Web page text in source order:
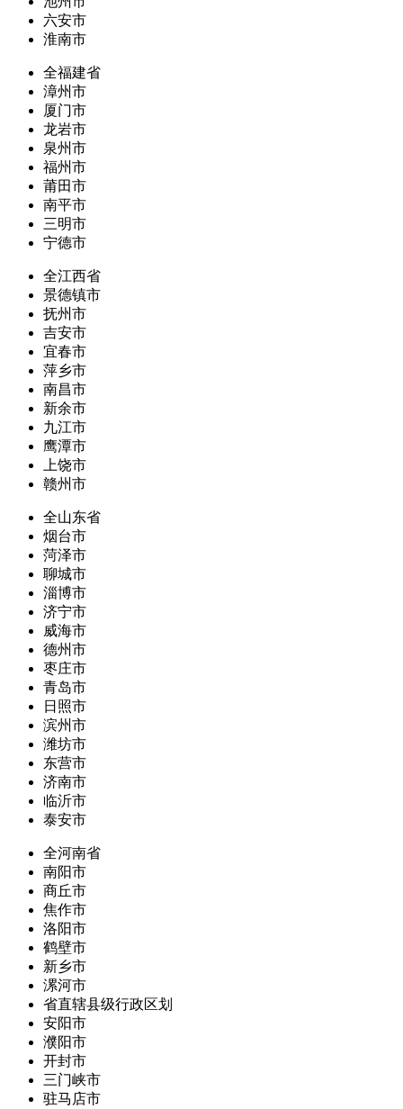
六安市
淮南市
全福建省
漳州市
厦门市
龙岩市
泉州市
福州市
莆田市
南平市
三明市
宁德市
全江西省
景德镇市
抚州市
吉安市
宜春市
萍乡市
南昌市
新余市
九江市
鹰潭市
上饶市
赣州市
全山东省
烟台市
菏泽市
聊城市
淄博市
济宁市
威海市
德州市
枣庄市
青岛市
日照市
滨州市
潍坊市
东营市
济南市
临沂市
泰安市
全河南省
南阳市
商丘市
焦作市
洛阳市
鹤壁市
新乡市
漯河市
省直辖县级行政区划
安阳市
濮阳市
开封市
三门峡市
驻马店市